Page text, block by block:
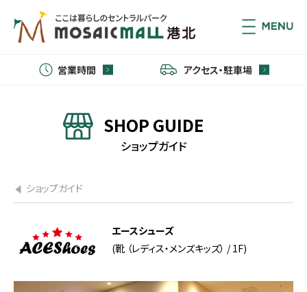
営業時間 アクセス・駐車場
SHOP GUIDE
ショップガイド
ショップガイド
エースシューズ
(靴 （レディス・メンズキッズ） / 1F)